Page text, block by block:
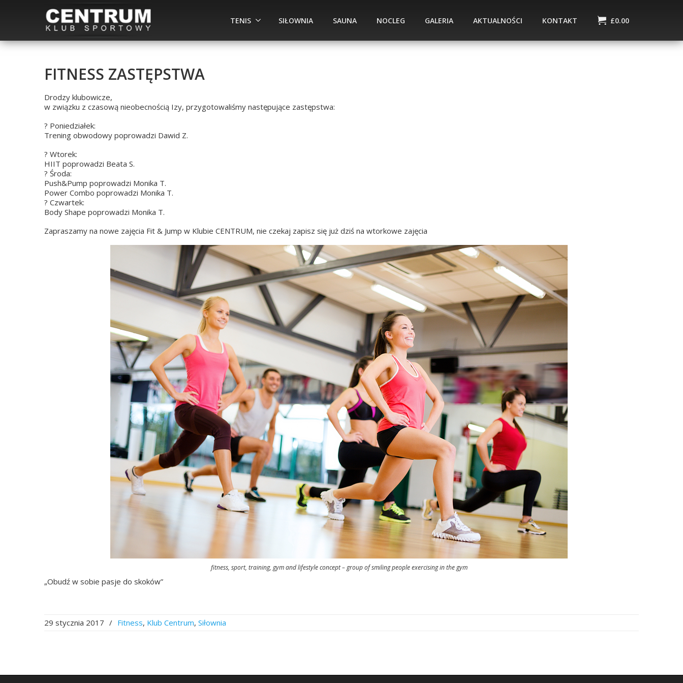
TENIS SIŁOWNIA SAUNA NOCLEG GALERIA AKTUALNOŚCI KONTAKT £0.00
FITNESS ZASTĘPSTWA
Drodzy klubowicze,
w związku z czasową nieobecnością Izy, przygotowaliśmy następujące zastępstwa:
? Poniedziałek:
Trening obwodowy poprowadzi Dawid Z.
? Wtorek:
HIIT poprowadzi Beata S.
? Środa:
Push&Pump poprowadzi Monika T.
Power Combo poprowadzi Monika T.
? Czwartek:
Body Shape poprowadzi Monika T.
Zapraszamy na nowe zajęcia Fit & Jump w Klubie CENTRUM, nie czekaj zapisz się już dziś na wtorkowe zajęcia
fitness, sport, training, gym and lifestyle concept – group of smiling people exercising in the gym
„Obudź w sobie pasje do skoków”
29 stycznia 2017 / Fitness, Klub Centrum, Siłownia